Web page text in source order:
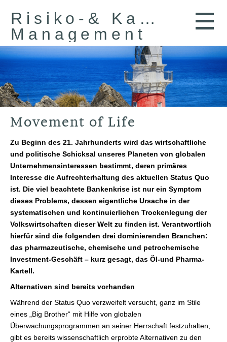
Risiko-& Kapital-
Management
Movement of Life
Zu Beginn des 21. Jahrhunderts wird das wirtschaftliche
und politische Schicksal unseres Planeten von globalen
Unternehmensinteressen bestimmt, deren primäres
Interesse die Aufrechterhaltung des aktuellen Status Quo
ist. Die viel beachtete Bankenkrise ist nur ein Symptom
dieses Problems, dessen eigentliche Ursache in der
systematischen und kontinuierlichen Trockenlegung der
Volkswirtschaften dieser Welt zu finden ist. Verantwortlich
hierfür sind die folgenden drei dominierenden Branchen:
das pharmazeutische, chemische und petrochemische
Investment-Geschäft – kurz gesagt, das Öl-und Pharma-
Kartell.
Alternativen sind bereits vorhanden
Während der Status Quo verzweifelt versucht, ganz im Stile
eines „Big Brother“ mit Hilfe von globalen
Überwachungsprogrammen an seiner Herrschaft festzuhalten,
gibt es bereits wissenschaftlich erprobte Alternativen zu den